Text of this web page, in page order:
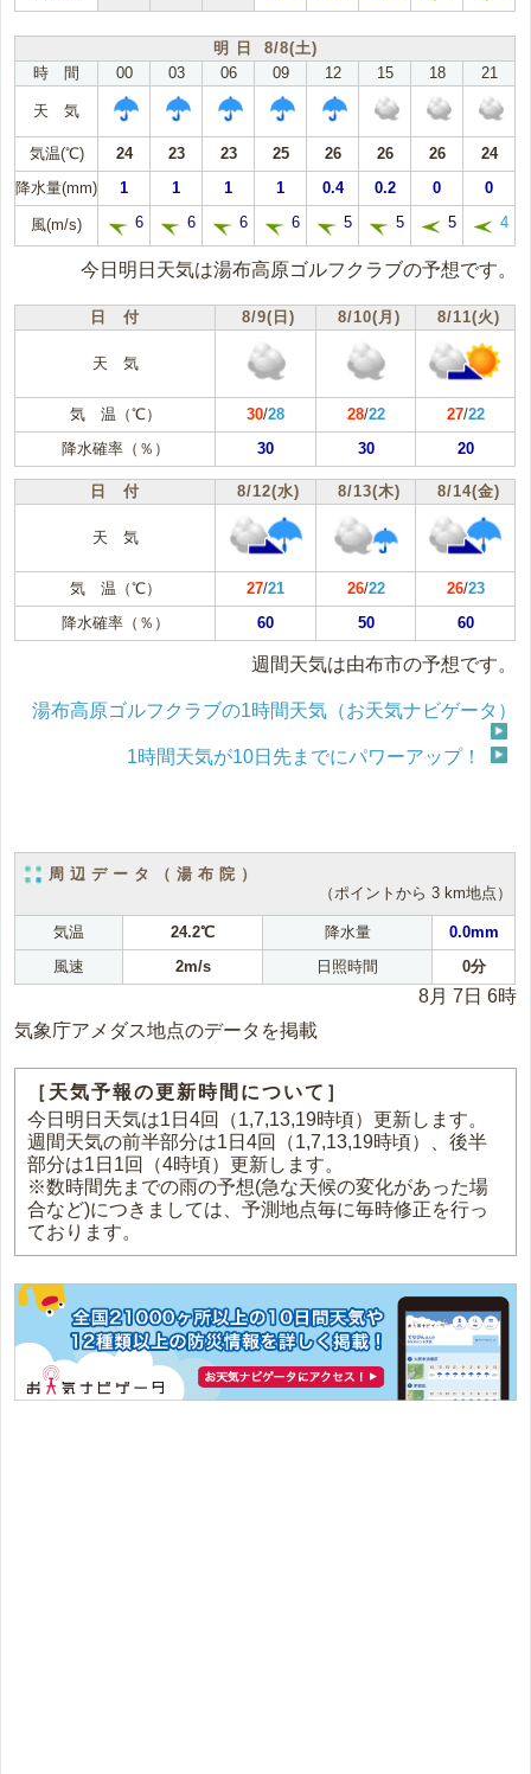
明 日 8/8(土)
時 間
00 03 06 09 12 15 18 21
天 気
気温(℃) 24 23 23 25 26 26 26
24
降水量(mm)
1 1 1 1 0.4 0.2 0 0
風(m/s) 6 6 6 6 5 5 5 4
今日明日天気は湯布高原ゴルフクラブの予想です。
日 付 8/9(日) 8/10(月) 8/11(火)
天 気
気 温（℃） 30/28 28/22 27/22
降水確率（％）
30 30 20
日 付 8/12(水) 8/13(木) 8/14(金)
天 気
気 温（℃） 27/21 26/22 26/23
降水確率（％）
60 50 60
週間天気は由布市の予想です。
湯布高原ゴルフクラブの1時間天気（お天気ナビゲータ）
1時間天気が10日先までにパワーアップ！
周辺データ（湯布院）
（ポイントから 3 km地点）
気温 24.2℃ 降水量
0.0mm
風速
2m/s 日照時間 0分
8月 7日 6時
気象庁アメダス地点のデータを掲載
［天気予報の更新時間について］
今日明日天気は1日4回（1,7,13,19時頃）更新します。
週間天気の前半部分は1日4回（1,7,13,19時頃）、後半
部分は1日1回（4時頃）更新します。
※数時間先までの雨の予想(急な天候の変化があった場
合など)につきましては、予測地点毎に毎時修正を行っ
ております。